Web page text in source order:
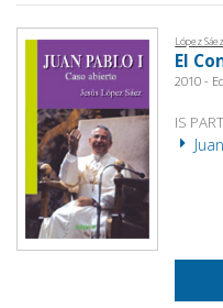
López
El
2010 -
IS